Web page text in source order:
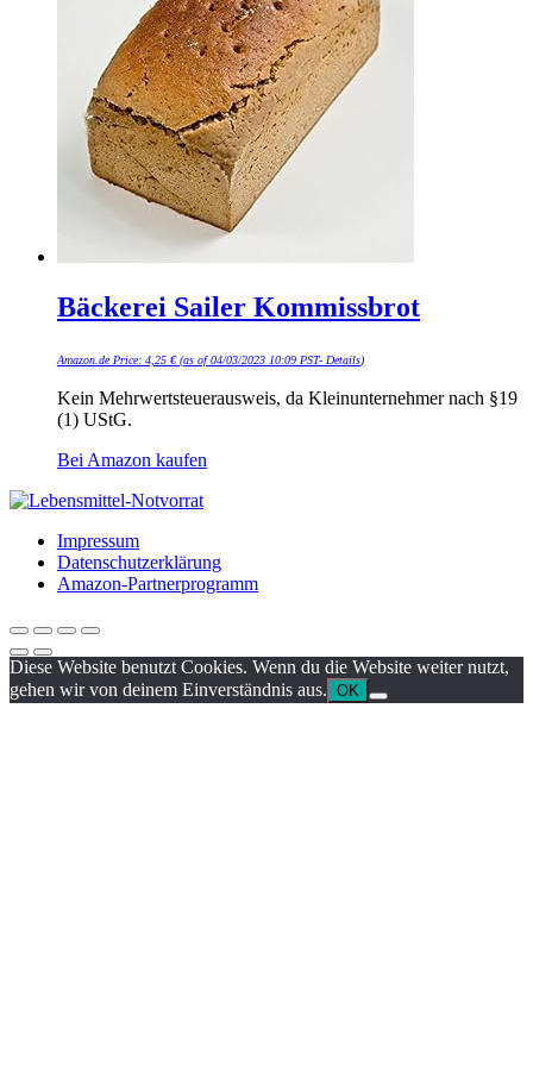
Bäckerei Sailer Kommissbrot
Amazon.de Price: 4,25 €(as of 04/03/2023 10:09 PST- Details)
Kein Mehrwertsteuerausweis, da Kleinunternehmer nach §19
(1) UStG.
Bei Amazon kaufen
Impressum
Datenschutzerklärung
Amazon-Partnerprogramm
Diese Website benutzt Cookies. Wenn du die Website weiter nutzt,
gehen wir von deinem Einverständnis aus. OK